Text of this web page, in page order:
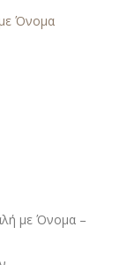
με Όνομα –